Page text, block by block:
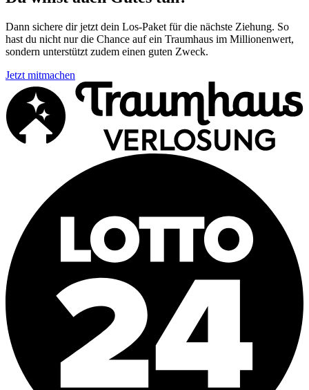
Dann sichere dir jetzt dein Los-Paket für die nächste Ziehung. So
hast du nicht nur die Chance auf ein Traumhaus im Millionenwert,
sondern unterstützt zudem einen guten Zweck.
Jetzt mitmachen